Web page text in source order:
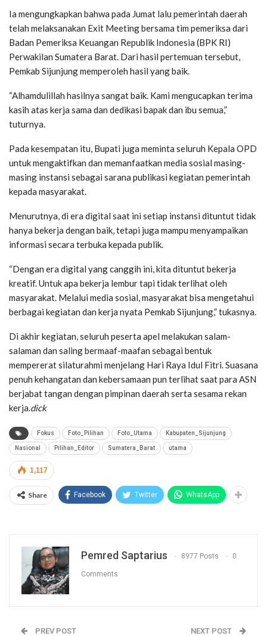
Ia mengungkapkan bahwa pada Jumat lalu pemerintah daerah
telah melaksanakan Exit Meeting bersama tim pemeriksa dari
Badan Pemeriksa Keuangan Republik Indonesia (BPK RI)
Perwakilan Sumatera Barat. Dari hasil pertemuan tersebut,
Pemkab Sijunjung memperoleh hasil yang baik.
“Alhamdulillah hasilnya sangat baik. Kami mengucapkan terima
kasih atas kerja sama dan dedikasi bapak dan ibu semua,”
tuturnya.
Pada kesempatan itu, Bupati juga meminta seluruh Kepala OPD
untuk mengaktifkan dan memanfaatkan media sosial masing-
masing instansi sebagai sarana publikasi kegiatan pemerintah
kepada masyarakat.
Menurutnya, di era digital saat ini setiap instansi dituntut tidak
hanya bekerja dengan baik, tetapi juga mampu menyampaikan
informasi secara terbuka kepada publik.
“Dengan era digital yang canggih ini, kita dituntut bekerja
kreatif. Untuk apa bekerja lembur tapi tidak terlihat oleh
masyarakat. Melalui media sosial, masyarakat bisa mengetahui
berbagai kegiatan dan kerja nyata Pemkab Sijunjung,” tukasnya.
Di akhir kegiatan, seluruh peserta apel melakukan salam-
salaman dan saling bermaaf-maafan sebagai bentuk
mempererat silaturahmi menjelang Hari Raya Idul Fitri. Suasana
penuh kehangatan dan kebersamaan pun terlihat saat para ASN
berjabat tangan dengan pimpinan daerah serta sesama rekan
kerja.dick
Fokus Foto_Pilihan Foto_Utama Kabupaten_Sijunjung
Nasional Pilihan_Editor Sumatera_Barat utama
1,117
Share Facebook Twitter WhatsApp
Pemred Saptarius 8977 Posts 0
Comments
PREV POST NEXT POST